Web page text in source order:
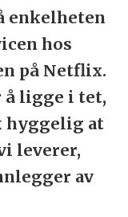
enkelheten
hos
på Netflix.
å ligge i tet,
hyggelig at
leverer,
av